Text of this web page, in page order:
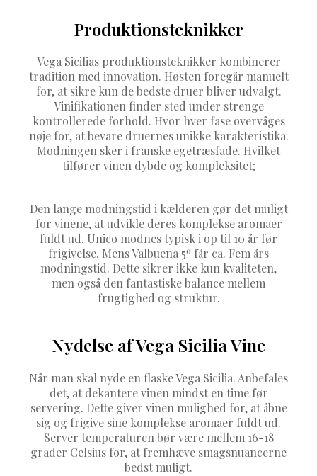
Produktionsteknikker
Vega Sicilias produktionsteknikker kombinerer
tradition med innovation. Høsten foregår manuelt
for, at sikre kun de bedste druer bliver udvalgt.
Vinifikationen finder sted under strenge
kontrollerede forhold. Hvor hver fase overvåges
nøje for, at bevare druernes unikke karakteristika.
Modningen sker i franske egetræsfade. Hvilket
tilfører vinen dybde og kompleksitet;
Den lange modningstid i kælderen gør det muligt
for vinene, at udvikle deres komplekse aromaer
fuldt ud. Unico modnes typisk i op til 10 år før
frigivelse. Mens Valbuena 5º får ca. Fem års
modningstid. Dette sikrer ikke kun kvaliteten,
men også den fantastiske balance mellem
frugtighed og struktur.
Nydelse af Vega Sicilia Vine
Når man skal nyde en flaske Vega Sicilia. Anbefales
det, at dekantere vinen mindst en time før
servering. Dette giver vinen mulighed for, at åbne
sig og frigive sine komplekse aromaer fuldt ud.
Server temperaturen bør være mellem 16-18
grader Celsius for, at fremhæve smagsnuancerne
bedst muligt.